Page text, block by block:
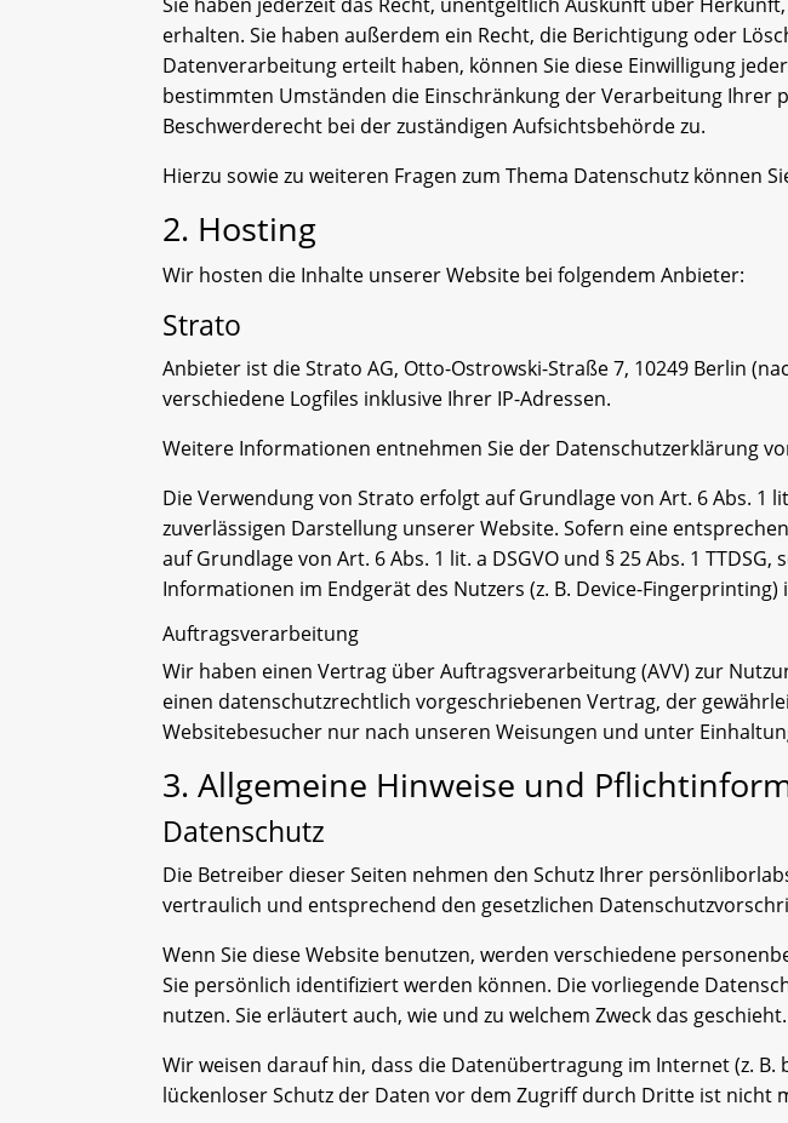
erhalten. Sie haben außerdem ein Recht, die Berichtigung oder
Datenverarbeitung erteilt haben, können Sie diese Einwilligung
bestimmten Umständen die Einschränkung der Verarbeitung Ihrer
Beschwerderecht bei der zuständigen Aufsichtsbehörde zu.
Hierzu sowie zu weiteren Fragen zum Thema Datenschutz können
2. Hosting
Wir hosten die Inhalte unserer Website bei folgendem Anbieter:
Strato
Anbieter ist die Strato AG, Otto-Ostrowski-Straße 7, 10249 Berlin
verschiedene Logfiles inklusive Ihrer IP-Adressen.
Weitere Informationen entnehmen Sie der Datenschutzerklärung
Die Verwendung von Strato erfolgt auf Grundlage von Art. 6 Abs. 1
zuverlässigen Darstellung unserer Website. Sofern eine
auf Grundlage von Art. 6 Abs. 1 lit. a DSGVO und § 25 Abs. 1
Informationen im Endgerät des Nutzers (z. B. Device-
Auftragsverarbeitung
Wir haben einen Vertrag über Auftragsverarbeitung (AVV) zur
einen datenschutzrechtlich vorgeschriebenen Vertrag, der
Websitebesucher nur nach unseren Weisungen und unter
3. Allgemeine Hinweise und
Datenschutz
Die Betreiber dieser Seiten nehmen den Schutz Ihrer
vertraulich und entsprechend den gesetzlichen
Wenn Sie diese Website benutzen, werden verschiedene
Sie persönlich identifiziert werden können. Die vorliegende
nutzen. Sie erläutert auch, wie und zu welchem Zweck das geschieht.
Wir weisen darauf hin, dass die Datenübertragung im Internet (z.
lückenloser Schutz der Daten vor dem Zugriff durch Dritte ist nicht